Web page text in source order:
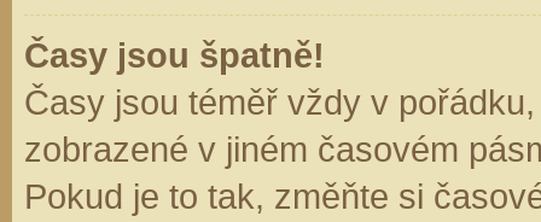
Časy jsou špatně!
Časy jsou téměř vždy v
zobrazené v jiném časovém
Pokud je to tak, změňte si